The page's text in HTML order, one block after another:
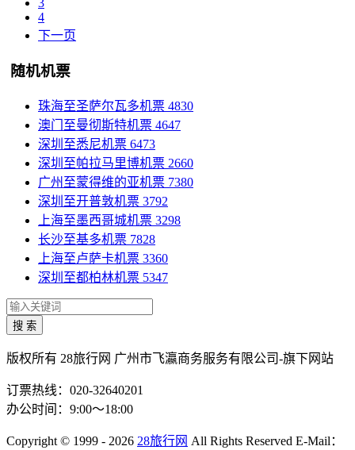
3
4
下一页
随机机票
珠海至圣萨尔瓦多机票 4830
澳门至曼彻斯特机票 4647
深圳至悉尼机票 6473
深圳至帕拉马里博机票 2660
广州至蒙得维的亚机票 7380
深圳至开普敦机票 3792
上海至墨西哥城机票 3298
长沙至基多机票 7828
上海至卢萨卡机票 3360
深圳至都柏林机票 5347
搜 索
版权所有 28旅行网 广州市飞瀛商务服务有限公司-旗下网站
订票热线：020-32640201
办公时间：9:00～18:00
Copyright © 1999 - 2026 28旅行网 All Rights Reserved E-Mail：